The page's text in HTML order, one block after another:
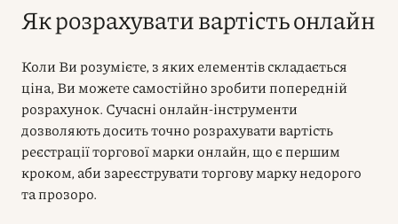
Як розрахувати вартість онлайн
Коли Ви розумієте, з яких елементів складається
ціна, Ви можете самостійно зробити попередній
розрахунок. Сучасні онлайн-інструменти
дозволяють досить точно розрахувати вартість
реєстрації торгової марки онлайн, що є першим
кроком, аби зареєструвати торгову марку недорого
та прозоро.